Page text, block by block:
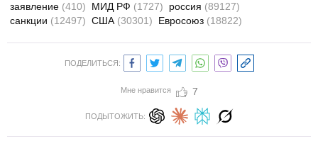
заявление (410) МИД РФ (1727) россия (89127)
санкции (12497) США (30301) Евросоюз (18822)
ПОДЕЛИТЬСЯ:
Мне нравится 7
ПОДЫТОЖИТЬ: